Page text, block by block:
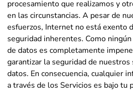
procesamiento que realizamos y
en las circunstancias. A pesar de
esfuerzos, Internet no está exento
seguridad inherentes. Como
de datos es completamente
garantizar la seguridad de nuestros
datos. En consecuencia, cualquier
a través de los Servicios es bajo tu